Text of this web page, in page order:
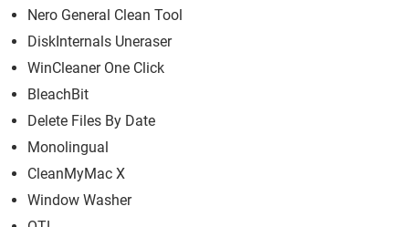
Nero General Clean Tool
DiskInternals Uneraser
WinCleaner One Click
BleachBit
Delete Files By Date
Monolingual
CleanMyMac X
Window Washer